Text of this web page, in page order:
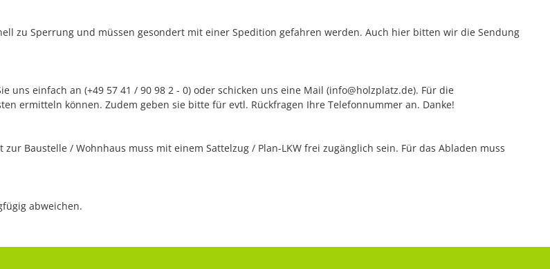
zu Sperrung und müssen gesondert mit einer Spedition gefahren werden. Auch hier bitten wir die Sendung
einfach an (+49 57 41 / 90 98 2 - 0) oder schicken uns eine Mail (info@holzplatz.de). Für die
ermitteln können. Zudem geben sie bitte für evtl. Rückfragen Ihre Telefonnummer an. Danke!
Baustelle / Wohnhaus muss mit einem Sattelzug / Plan-LKW frei zugänglich sein. Für das Abladen muss
abweichen.